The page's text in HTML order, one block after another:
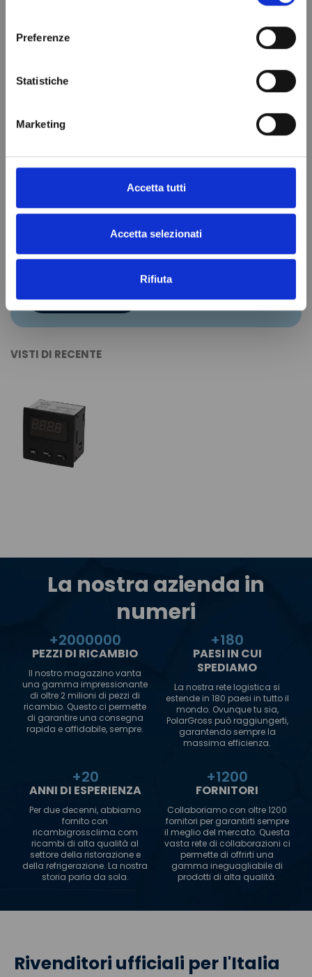
Preferenze
Statistiche
Marketing
Accetta tutti
Accetta selezionati
Rifiuta
Nel nostro catalogo troverai prodotti e parti di
VISTI DI RECENTE
La nostra azienda in
numeri
+2000000
PEZZI DI RICAMBIO
Il nostro magazzino vanta
una gamma impressionante
di oltre 2 milioni di pezzi di
ricambio. Questo ci permette
di garantire una consegna
rapida e affidabile, sempre.
+180
PAESI IN CUI
SPEDIAMO
La nostra rete logistica si
estende in 180 paesi in tutto il
mondo. Ovunque tu sia,
PolarGross può raggiungerti,
garantendo sempre la
massima efficienza.
+20
ANNI DI ESPERIENZA
Per due decenni, abbiamo
fornito con
ricambigrossclima.com
ricambi di alta qualità al
settore della ristorazione e
della refrigerazione. La nostra
storia parla da sola.
+1200
FORNITORI
Collaboriamo con oltre 1200
fornitori per garantirti sempre
il meglio del mercato. Questa
vasta rete di collaborazioni ci
permette di offrirti una
gamma ineguagliabile di
prodotti di alta qualità.
Rivenditori ufficiali per l'Italia